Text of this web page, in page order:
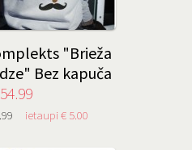
"Brieža
Bez kapuča
ietaupi € 5.00